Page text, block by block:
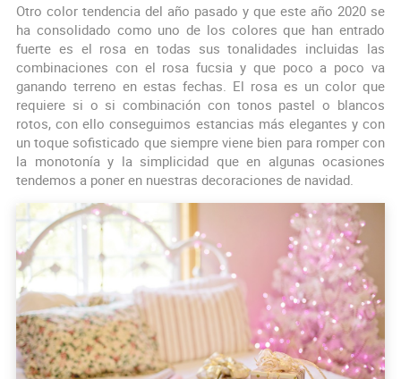
Otro color tendencia del año pasado y que este año 2020 se
ha consolidado como uno de los colores que han entrado
fuerte es el rosa en todas sus tonalidades incluidas las
combinaciones con el rosa fucsia y que poco a poco va
ganando terreno en estas fechas. El rosa es un color que
requiere si o si combinación con tonos pastel o blancos
rotos, con ello conseguimos estancias más elegantes y con
un toque sofisticado que siempre viene bien para romper con
la monotonía y la simplicidad que en algunas ocasiones
tendemos a poner en nuestras decoraciones de navidad.